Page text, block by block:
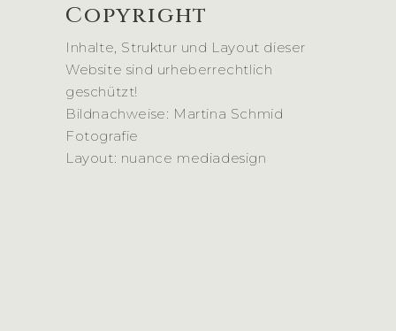
Copyright
Inhalte, Struktur und Layout dieser
Website sind urheberrechtlich
geschützt!
Bildnachweise: Martina Schmid
Fotografie
Layout: nuance mediadesign